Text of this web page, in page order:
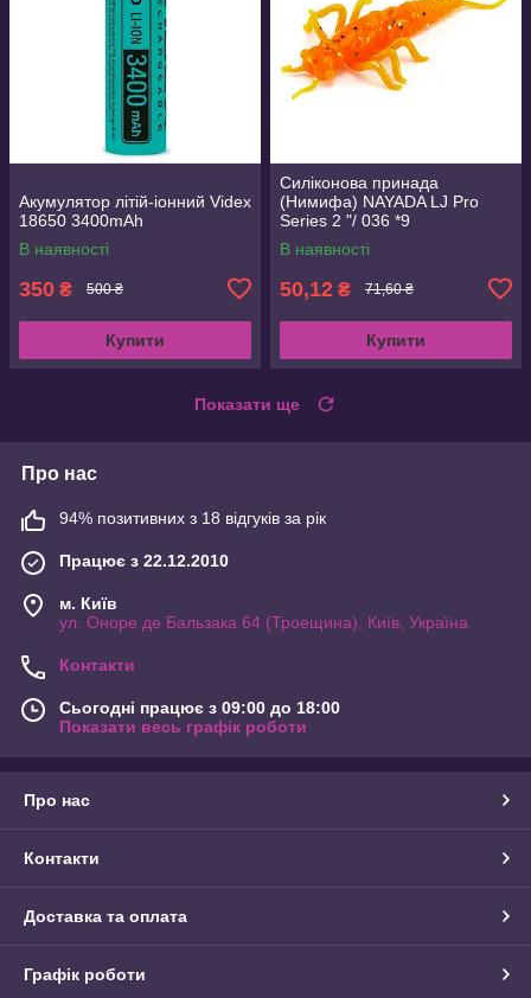
Акумулятор літій-іонний Videx
18650 3400mAh
В наявності
350 ₴ 500 ₴
Купити
Силіконова принада
(Нимифа) NAYADA LJ Pro
Series 2 "/ 036 *9
В наявності
50,12 ₴ 71,60 ₴
Купити
Показати ще
Про нас
94% позитивних з 18 відгуків за рік
Працює з 22.12.2010
м. Київ
ул. Оноре де Бальзака 64 (Троещина), Київ, Україна
Контакти
Сьогодні працює з 09:00 до 18:00
Показати весь графік роботи
Про нас
Контакти
Доставка та оплата
Графік роботи